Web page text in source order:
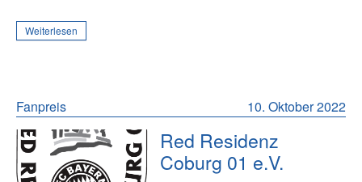
Weiterlesen
10. Oktober 2022
Fanpreis
Red Residenz
Coburg 01 e.V.